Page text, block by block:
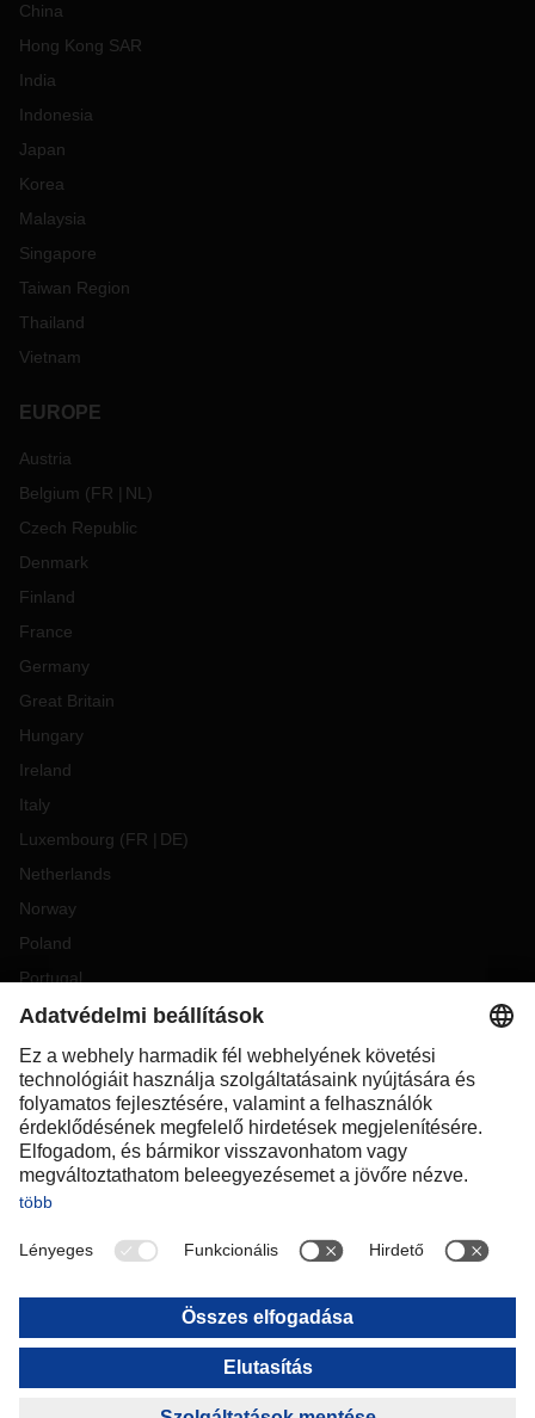
China
Hong Kong SAR
India
Indonesia
Japan
Korea
Malaysia
Singapore
Taiwan Region
Thailand
Vietnam
EUROPE
Austria
Belgium (FR NL )
Czech Republic
Denmark
Finland
France
Germany
Great Britain
Hungary
Ireland
Italy
Luxembourg (FR DE)
Netherlands
Norway
Poland
Portugal
Romania
Slovakia
Spain
Sweden
Switzerland( DE FR)
Turkey
OCEANIA